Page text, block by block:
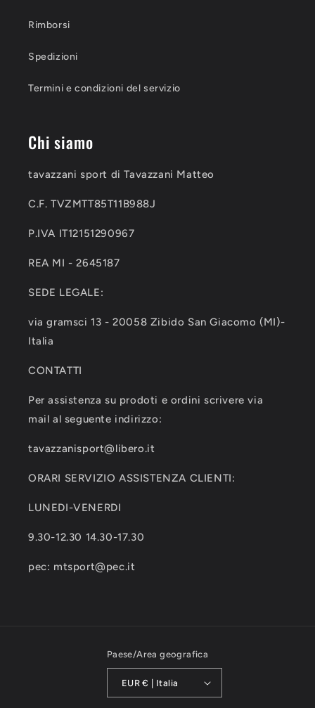
Rimborsi
Spedizioni
Termini e condizioni del servizio
Chi siamo
tavazzani sport di Tavazzani Matteo
C.F. TVZMTT85T11B988J
P.IVA IT12151290967
REA MI - 2645187
SEDE LEGALE:
via gramsci 13 - 20058 Zibido San Giacomo (MI)-
Italia
CONTATTI
Per assistenza su prodoti e ordini scrivere via
mail al seguente indirizzo:
tavazzanisport@libero.it
ORARI SERVIZIO ASSISTENZA CLIENTI:
LUNEDI-VENERDI
9.30-12.30 14.30-17.30
pec: mtsport@pec.it
Paese/Area geografica
EUR € | Italia